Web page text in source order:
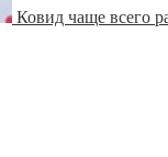
Ковид чаще всего